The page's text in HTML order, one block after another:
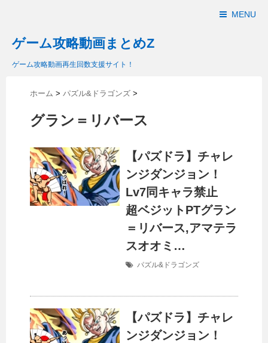
MENU
ゲーム攻略動画まとめZ
ゲーム攻略動画再生回数支援サイト！
ホーム > パズル&ドラゴンズ >
グラン＝リバース
【パズドラ】チャレ
ンジダンジョン！
Lv7同キャラ禁止
超ベジットPTグラン
＝リバース,アマテラ
スオオミ…
パズル&ドラゴンズ
【パズドラ】チャレ
ンジダンジョン！